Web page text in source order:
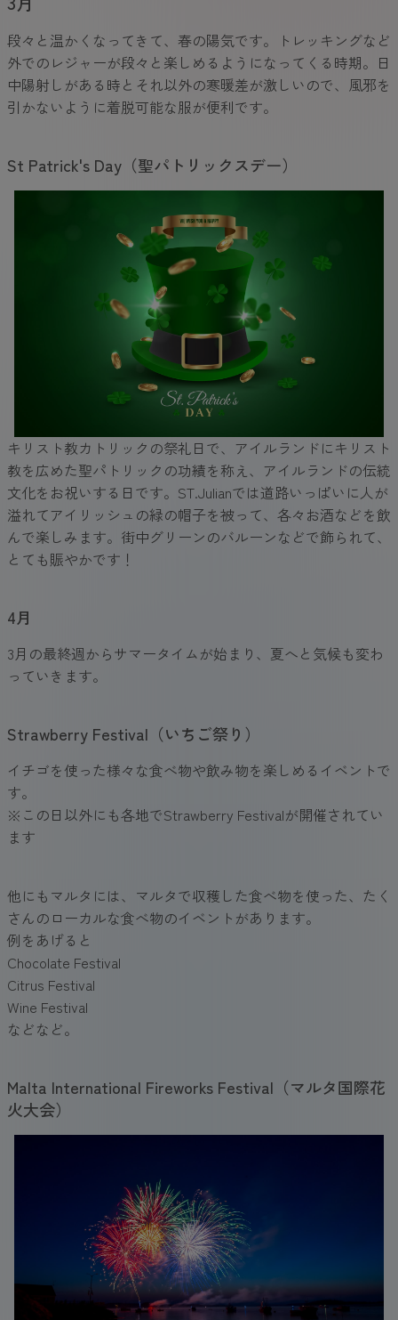
段々と温かくなってきて、春の陽気です。トレッキングなど
外でのレジャーが段々と楽しめるようになってくる時期。日
中陽射しがある時とそれ以外の寒暖差が激しいので、風邪を
引かないように着脱可能な服が便利です。
St Patrick's Day（聖パトリックスデー）
キリスト教カトリックの祭礼日で、アイルランドにキリスト
教を広めた聖パトリックの功績を称え、アイルランドの伝統
文化をお祝いする日です。ST.Julianでは道路いっぱいに人が
溢れてアイリッシュの緑の帽子を被って、各々お酒などを飲
んで楽しみます。街中グリーンのバルーンなどで飾られて、
とても賑やかです！
4月
3月の最終週からサマータイムが始まり、夏へと気候も変わ
っていきます。
Strawberry Festival（いちご祭り）
イチゴを使った様々な食べ物や飲み物を楽しめるイベントで
す。
※この日以外にも各地でStrawberry Festivalが開催されてい
ます
他にもマルタには、マルタで収穫した食べ物を使った、たく
さんのローカルな食べ物のイベントがあります。
例をあげると
Chocolate Festival
Citrus Festival
Wine Festival
などなど。
Malta International Fireworks Festival（マルタ国際花
火大会）